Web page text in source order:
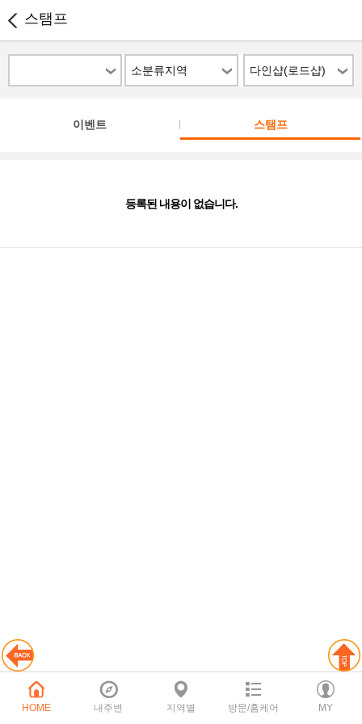
스탬프
소분류지역 다인샵(로드샵)
이벤트 스탬프
등록된 내용이 없습니다.
HOME 내주변 지역별 방문/홈케어 MY